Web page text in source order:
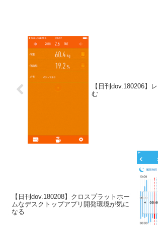
【日刊dov.180206】
む
【日刊dov.180208】クロスプラットホー
ムなデスクトップアプリ開発環境が気に
なる